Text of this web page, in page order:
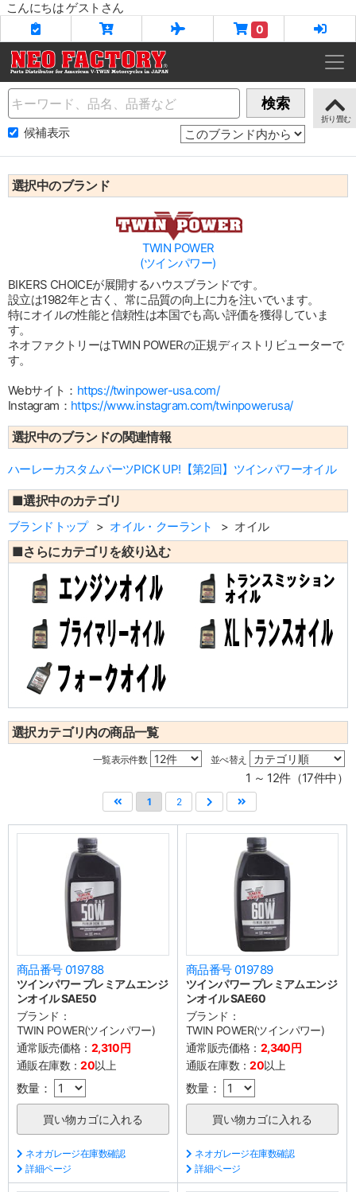
こんにちは ゲストさん
0
Name 検索
候補表示
選択中のブランド
TWIN POWER
(ツインパワー)
BIKERS CHOICEが展開するハウスブランドです。
設立は1982年と古く、常に品質の向上に力を注いでいます。
特にオイルの性能と信頼性は本国でも高い評価を獲得していま
す。
ネオファクトリーはTWIN POWERの正規ディストリビューターで
す。
Webサイト： https://twinpower-usa.com/
Instagram： https://www.instagram.com/twinpowerusa/
選択中のブランドの関連情報
ハーレーカスタムパーツPICK UP!【第2回】ツインパワーオイル
■選択中のカテゴリ
ブランドトップ オイル・クーラント オイル
■さらにカテゴリを絞り込む
選択カテゴリ内の商品一覧
一覧表示件数 並べ替え
1 ～ 12件（17件中）
1 2
商品番号 019788
ツインパワー プレミアムエンジ
ンオイル SAE50
ブランド：
TWIN POWER(ツインパワー)
通常販売価格： 2,310円
通販在庫数：20以上
数量：
ネオガレージ在庫数確認
詳細ページ
商品番号 019789
ツインパワー プレミアムエンジ
ンオイル SAE60
ブランド：
TWIN POWER(ツインパワー)
通常販売価格： 2,340円
通販在庫数：20以上
数量：
ネオガレージ在庫数確認
詳細ページ